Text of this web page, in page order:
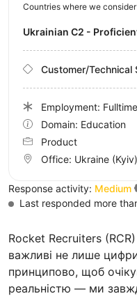
Rocket Recruiters
важливі не лише
принципово, щоб
реальністю — ми
Countries where we
Ukrainian C2 -
Customer/Technical
Employment: Fulltime
Domain: Education
Product
Office: Ukraine (Kyiv)
Response activity: Medium
Last responded more